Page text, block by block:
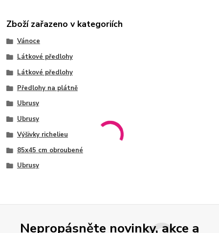
Zboží zařazeno v kategoriích
Vánoce
Látkové předlohy
Látkové předlohy
Předlohy na plátně
Ubrusy
Ubrusy
Výšivky richelieu
85x45 cm obroubené
Ubrusy
Nepropásněte novinky, akce a